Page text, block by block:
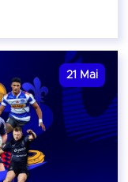
21 Mai